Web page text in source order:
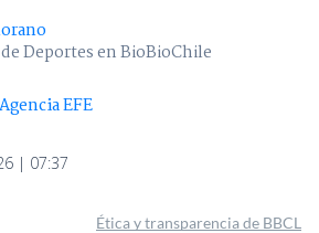
Deportes en BioBioChile
Agencia EFE
| 07:37
Ética y transparencia de BBCL